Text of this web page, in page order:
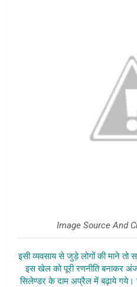
Image Source And
इसी व्यवसाय से जुड़े लोगों की माने तो
इस खेल को पूरी रणनीति बनाकर
सिलेण्डर के दाम अप्रैल में बढ़ाये गये।